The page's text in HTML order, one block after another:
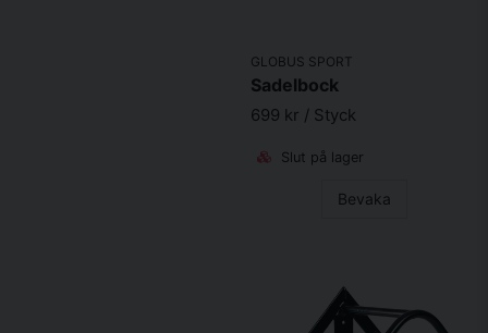
GLOBUS SPORT
Sadelbock
699 kr / Styck
Slut på lager
Bevaka